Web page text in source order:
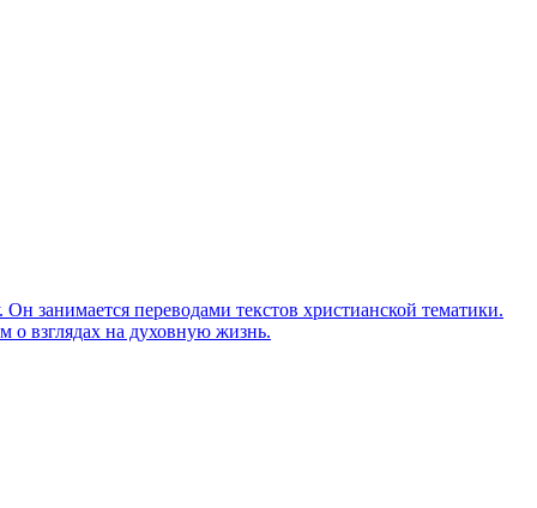
занимается переводами текстов христианской тематики.
о взглядах на духовную жизнь.